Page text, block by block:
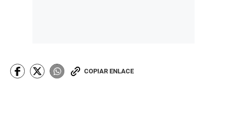
COPIAR ENLACE